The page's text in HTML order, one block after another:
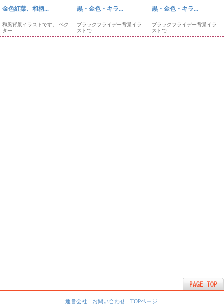
金色紅葉、和柄...
和風背景イラストです。 ベク
ター...
黒・金色・キラ...
ブラックフライデー背景イラ
ストで...
黒・金色・キラ...
ブラックフライデー背景イラ
ストで...
運営会社 お問い合わせ TOPページ